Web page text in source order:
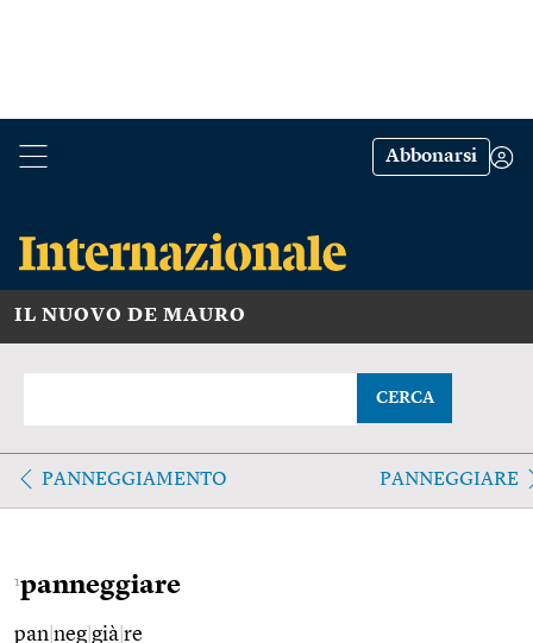
Abbonarsi
IL NUOVO DE MAURO
CERCA
PANNEGGIAMENTO PANNEGGIARE
1panneggiare
pan neg già re